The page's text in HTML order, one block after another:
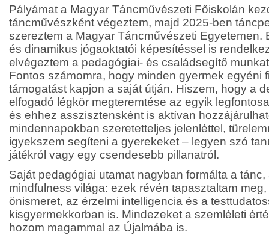
Pályámat a Magyar Táncművészeti Főiskolán
táncművészként végeztem, majd 2025-ben
szereztem a Magyar Táncművészeti Egyetemen.
és dinamikus jógaoktatói képesítéssel is
elvégeztem a pedagógiai- és családsegítő
Fontos számomra, hogy minden gyermek egyéni
támogatást kapjon a saját útján. Hiszem, hogy a
elfogadó légkör megteremtése az egyik
és ehhez asszisztensként is aktívan
mindennapokban szeretetteljes jelenléttel,
igyekszem segíteni a gyerekeket – legyen szó
játékról vagy egy csendesebb pillanatról.
Saját pedagógiai utamat nagyban formálta a tánc,
mindfulness világa: ezek révén tapasztaltam
önismeret, az érzelmi intelligencia és a
kisgyermekkorban is. Mindezeket a szemléleti
hozom magammal az Újalmába is.